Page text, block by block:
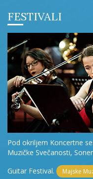
FESTIVALI
Pod okriljem Koncertne
Muzičke Svečanosti,
Guitar Festival.
Majske